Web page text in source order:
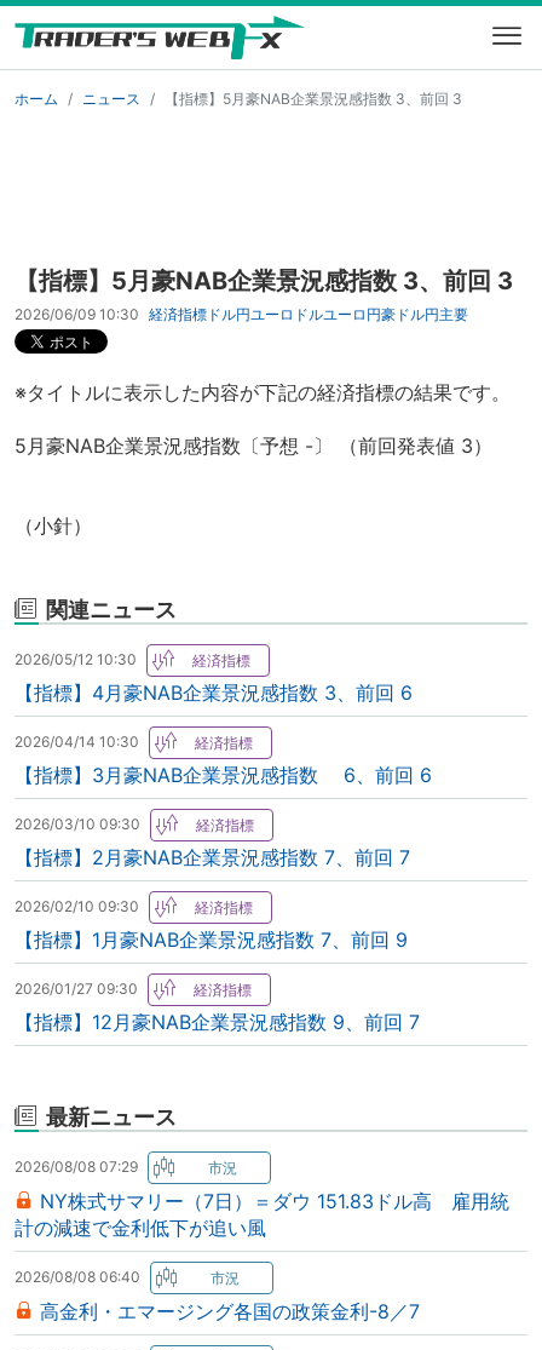
ホーム ニュース 【指標】5月豪NAB企業景況感指数 3、前回 3
【指標】5月豪NAB企業景況感指数 3、前回 3
2026/06/09 10:30 経済指標 ドル円ユーロドルユーロ円豪ドル円主要
※タイトルに表示した内容が下記の経済指標の結果です。
5月豪NAB企業景況感指数〔予想 -〕 （前回発表値 3）
（小針）
関連ニュース
2026/05/12 10:30
【指標】4月豪NAB企業景況感指数 3、前回 6
2026/04/14 10:30
【指標】3月豪NAB企業景況感指数 6、前回 6
2026/03/10 09:30
【指標】2月豪NAB企業景況感指数 7、前回 7
2026/02/10 09:30
【指標】1月豪NAB企業景況感指数 7、前回 9
2026/01/27 09:30
【指標】12月豪NAB企業景況感指数 9、前回 7
最新ニュース
2026/08/08 07:29
NY株式サマリー（7日）＝ダウ 151.83ドル高 雇用統
計の減速で金利低下が追い風
2026/08/08 06:40
高金利・エマージング各国の政策金利-8／7